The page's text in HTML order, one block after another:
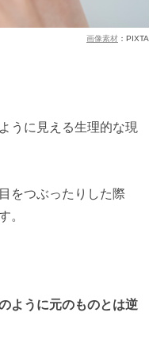
画像素材 ：PIXTA
うに見える生理的な現
をつぶったりした際
。
ように元のものとは逆